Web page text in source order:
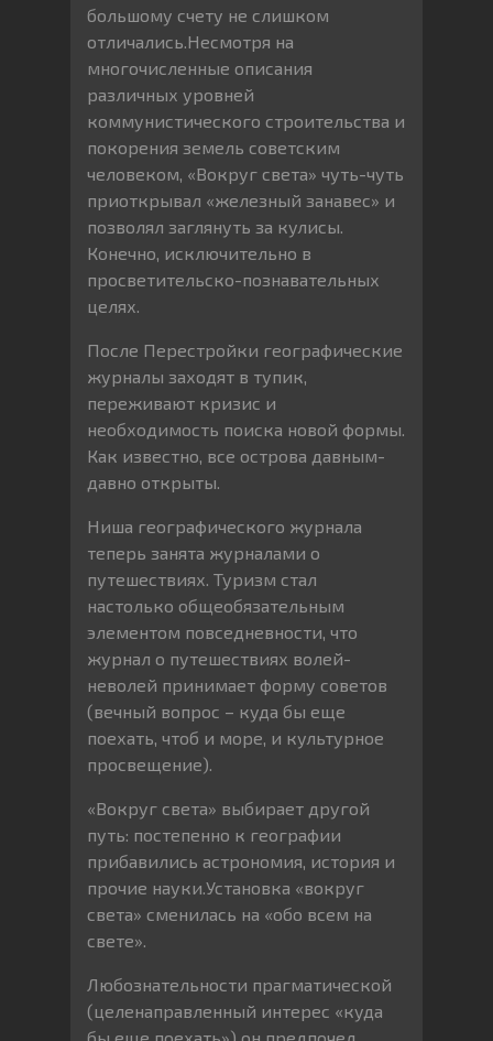
большому счету не слишком
отличались.Несмотря на
многочисленные описания
различных уровней
коммунистического строительства и
покорения земель советским
человеком, «Вокруг света» чуть-чуть
приоткрывал «железный занавес» и
позволял заглянуть за кулисы.
Конечно, исключительно в
просветительско-познавательных
целях.
После Перестройки географические
журналы заходят в тупик,
переживают кризис и
необходимость поиска новой формы.
Как известно, все острова давным-
давно открыты.
Ниша географического журнала
теперь занята журналами о
путешествиях. Туризм стал
настолько общеобязательным
элементом повседневности, что
журнал о путешествиях волей-
неволей принимает форму советов
(вечный вопрос – куда бы еще
поехать, чтоб и море, и культурное
просвещение).
«Вокруг света» выбирает другой
путь: постепенно к географии
прибавились астрономия, история и
прочие науки.Установка «вокруг
света» сменилась на «обо всем на
свете».
Любознательности прагматической
(целенаправленный интерес «куда